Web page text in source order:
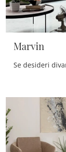
Marvin